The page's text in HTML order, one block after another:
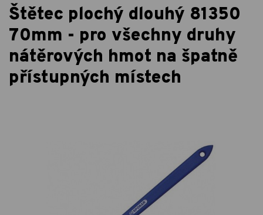
Štětec plochý dlouhý 81350
70mm - pro všechny druhy
nátěrových hmot na špatně
přístupných místech